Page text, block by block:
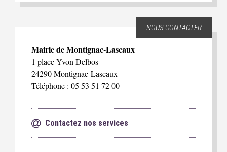
NOUS CONTACTER
Mairie de Montignac-Lascaux
1 place Yvon Delbos
24290 Montignac-Lascaux
Téléphone : 05 53 51 72 00
Contactez nos services